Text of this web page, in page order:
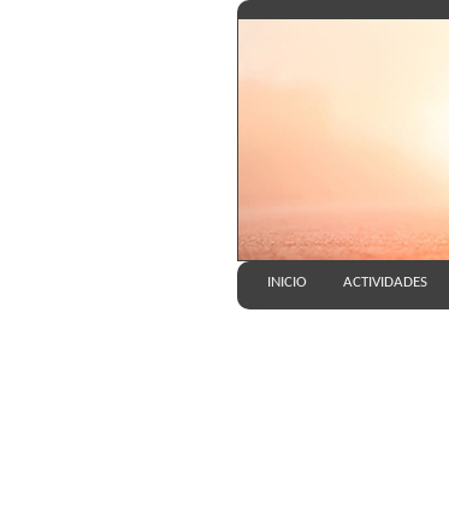
INICIO ACTIVIDADES